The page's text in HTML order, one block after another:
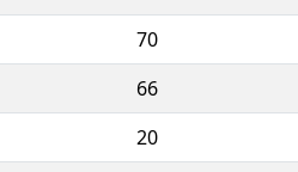
70
66
20